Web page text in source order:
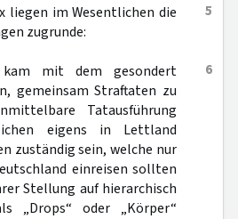
5
liegen im Wesentlichen die
zugrunde:
6
mit dem gesondert
gemeinsam Straftaten zu
Tatausführung
eigens in Lettland
zuständig sein, welche nur
einreisen sollten
Stellung auf hierarchisch
„Drops“ oder „Körper“